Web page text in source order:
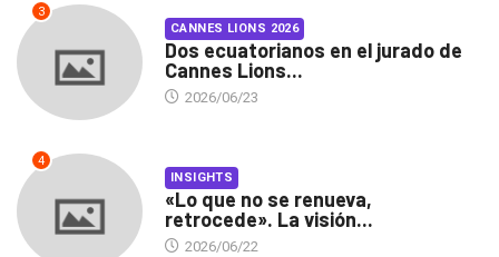
3
CANNES LIONS 2026
Dos ecuatorianos en el jurado de
Cannes Lions...
2026/06/23
4
INSIGHTS
«Lo que no se renueva,
retrocede». La visión...
2026/06/22